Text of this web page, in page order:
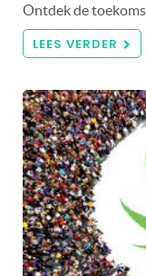
Ontdek de
LEES VERDER